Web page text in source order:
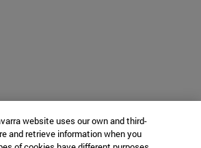
website uses our own and third-
and retrieve information when you